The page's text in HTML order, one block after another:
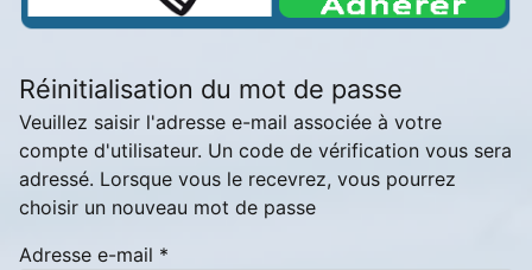
Réinitialisation du mot de passe
Veuillez saisir l'adresse e-mail associée à votre
compte d'utilisateur. Un code de vérification vous sera
adressé. Lorsque vous le recevrez, vous pourrez
choisir un nouveau mot de passe
Adresse e-mail *